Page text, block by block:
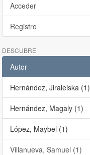
Acceder
Registro
DESCUBRE
Autor
Hernández, Jiraleiska (1)
Hernández, Magaly (1)
López, Maybel (1)
Villanueva, Samuel (1)